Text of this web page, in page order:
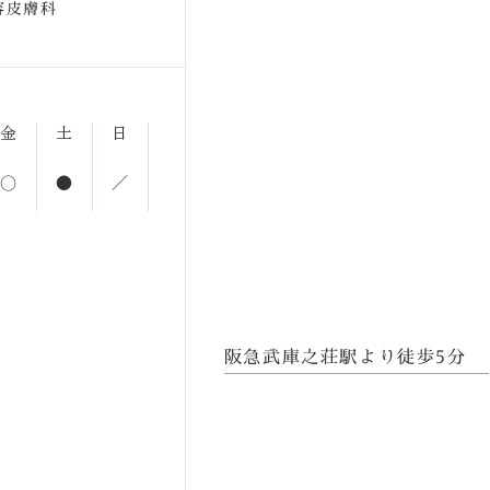
皮膚科
金 土 日
○ ● ／
阪急武庫之荘駅より徒歩5分